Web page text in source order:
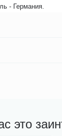
- Германия.
это